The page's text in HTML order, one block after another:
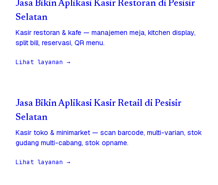
Jasa Bikin Aplikasi Kasir Restoran di Pesisir
Selatan
Kasir restoran & kafe — manajemen meja, kitchen display,
split bill, reservasi, QR menu.
Lihat layanan →
Jasa Bikin Aplikasi Kasir Retail di Pesisir
Selatan
Kasir toko & minimarket — scan barcode, multi-varian, stok
gudang multi-cabang, stok opname.
Lihat layanan →